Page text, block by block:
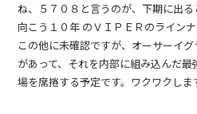
ね、５７０８と言うのが、下期に出る
向こう１０年 のＶＩＰＥＲのラインナ
この他に未確認ですが、オーサーイ
があって、それを内部に組み込んだ
場を席捲する予定です。ワクワクしま